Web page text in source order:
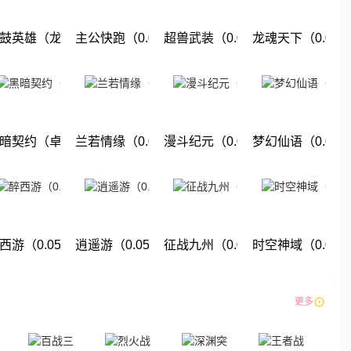
下城）
英雄（龙珠0.05折免费版）
下载
主公快跑（0.05折千元福利版）
下载
超兽武装（0.05折送稀有精灵）
下载
龙魂天下（0.05
下载
强力英雄）
契约（卓越回归0.05折）
下载
兰若情缘（0.05折免费版）
下载
漫斗纪元（0.05折鬼畜服）
下载
梦幻仙语（0.05
下载
元）
游（0.05折单单免单）逍遥游（0.05折大圣游）征战九州（0.05折九州巅峰）
时空神域（0.05
更多